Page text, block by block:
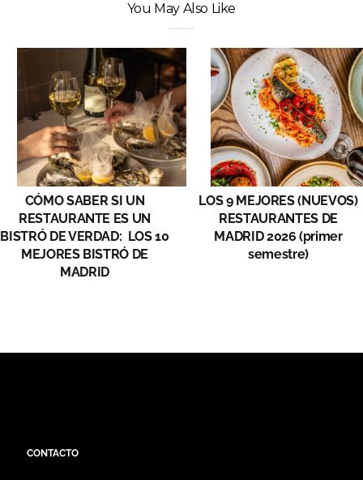
You May Also Like
CÓMO SABER SI UN
RESTAURANTE ES UN
BISTRÓ DE VERDAD: LOS 10
MEJORES BISTRÓ DE
MADRID
LOS 9 MEJORES (NUEVOS)
RESTAURANTES DE
MADRID 2026 (primer
semestre)
CONTACTO